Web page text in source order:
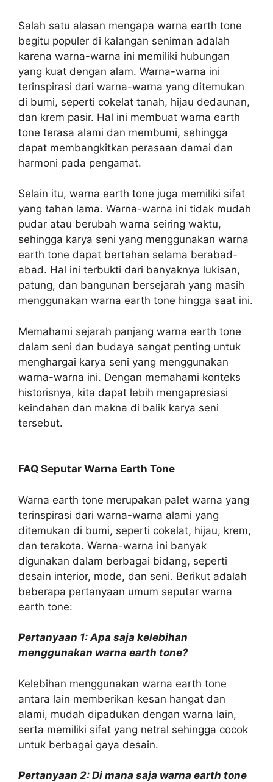
Salah satu alasan mengapa warna earth tone
begitu populer di kalangan seniman adalah
karena warna-warna ini memiliki hubungan
yang kuat dengan alam. Warna-warna ini
terinspirasi dari warna-warna yang ditemukan
di bumi, seperti cokelat tanah, hijau dedaunan,
dan krem pasir. Hal ini membuat warna earth
tone terasa alami dan membumi, sehingga
dapat membangkitkan perasaan damai dan
harmoni pada pengamat.
Selain itu, warna earth tone juga memiliki sifat
yang tahan lama. Warna-warna ini tidak mudah
pudar atau berubah warna seiring waktu,
sehingga karya seni yang menggunakan warna
earth tone dapat bertahan selama berabad-
abad. Hal ini terbukti dari banyaknya lukisan,
patung, dan bangunan bersejarah yang masih
menggunakan warna earth tone hingga saat ini.
Memahami sejarah panjang warna earth tone
dalam seni dan budaya sangat penting untuk
menghargai karya seni yang menggunakan
warna-warna ini. Dengan memahami konteks
historisnya, kita dapat lebih mengapresiasi
keindahan dan makna di balik karya seni
tersebut.
FAQ Seputar Warna Earth Tone
Warna earth tone merupakan palet warna yang
terinspirasi dari warna-warna alami yang
ditemukan di bumi, seperti cokelat, hijau, krem,
dan terakota. Warna-warna ini banyak
digunakan dalam berbagai bidang, seperti
desain interior, mode, dan seni. Berikut adalah
beberapa pertanyaan umum seputar warna
earth tone:
Pertanyaan 1: Apa saja kelebihan
menggunakan warna earth tone?
Kelebihan menggunakan warna earth tone
antara lain memberikan kesan hangat dan
alami, mudah dipadukan dengan warna lain,
serta memiliki sifat yang netral sehingga cocok
untuk berbagai gaya desain.
Pertanyaan 2: Di mana saja warna earth tone